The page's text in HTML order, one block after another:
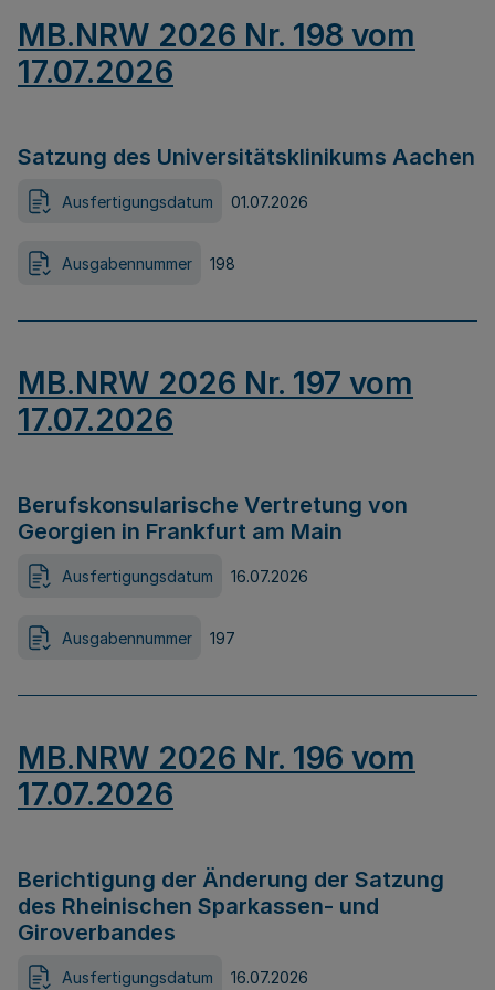
MB.NRW 2026 Nr. 198 vom
17.07.2026
Satzung des Universitätsklinikums Aachen
Ausfertigungsdatum 01.07.2026
Ausgabennummer 198
MB.NRW 2026 Nr. 197 vom
17.07.2026
Berufskonsularische Vertretung von
Georgien in Frankfurt am Main
Ausfertigungsdatum 16.07.2026
Ausgabennummer 197
MB.NRW 2026 Nr. 196 vom
17.07.2026
Berichtigung der Änderung der Satzung
des Rheinischen Sparkassen- und
Giroverbandes
Ausfertigungsdatum 16.07.2026